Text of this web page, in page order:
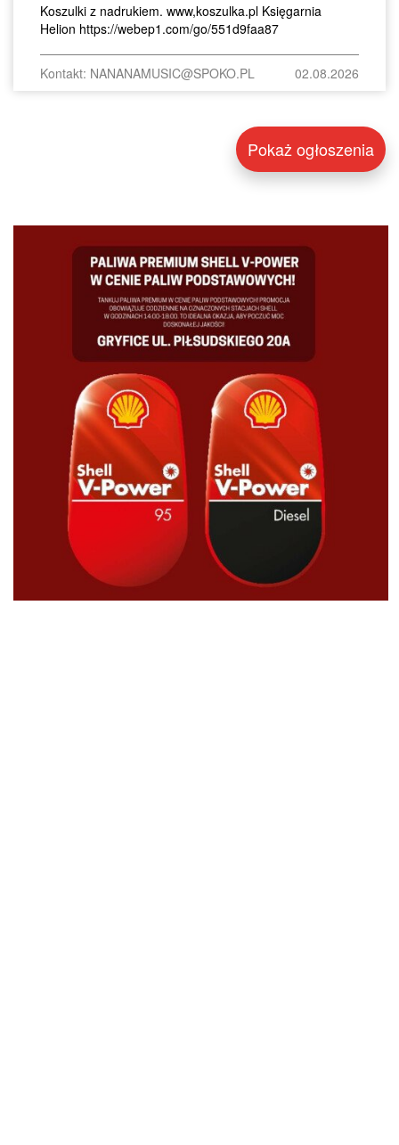
Koszulki z nadrukiem. www,koszulka.pl Księgarnia
Helion https://webep1.com/go/551d9faa87
Kontakt: NANANAMUSIC@SPOKO.PL 02.08.2026
Pokaż ogłoszenia